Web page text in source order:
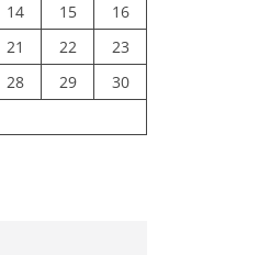
14 15
16
21 22
23
28 29
30